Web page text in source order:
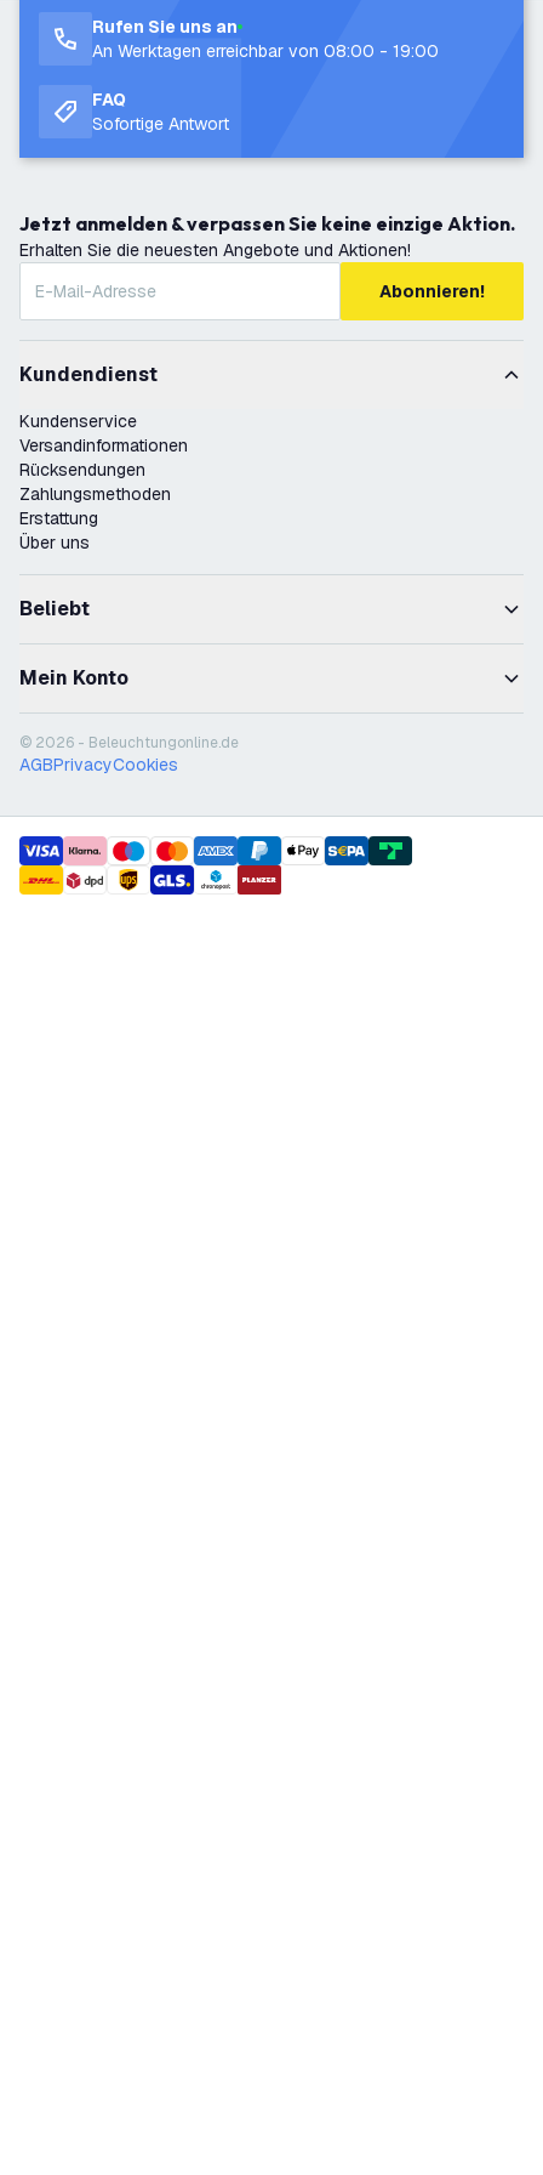
Rufen Sie uns an
An Werktagen erreichbar von 08:00 - 19:00
FAQ
Sofortige Antwort
Jetzt anmelden & verpassen Sie keine einzige Aktion.
Erhalten Sie die neuesten Angebote und Aktionen!
Abonnieren!
Kundendienst
Kundenservice
Versandinformationen
Rücksendungen
Zahlungsmethoden
Erstattung
Über uns
Beliebt
Mein Konto
© 2026 - Beleuchtungonline.de
AGBPrivacyCookies
payment methods
shipment methods